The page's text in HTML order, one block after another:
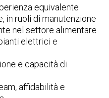
equivalente
in ruoli di manutenzione
nel settore alimentare
elettrici e
e capacità di
affidabilità e